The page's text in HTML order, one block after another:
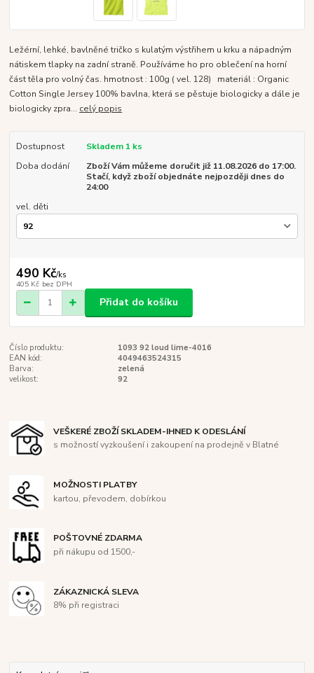
Ležérní, lehké, bavlněné tričko s kulatým výstřihem u krku a nápadným
nátiskem tlapky na zadní straně. Používáme ho pro oblečení na horní
část těla pro volný čas. hmotnost : 100g ( vel. 128) materiál : Organic
Cotton Single Jersey 100% bavlna, která se pěstuje biologicky a dále je
biologicky zpra... celý popis
Dostupnost
Skladem 1 ks
Doba dodání
Zboží Vám můžeme doručit již 11.08.2026 do 17:00.
Stačí, když zboží objednáte nejpozději dnes do
24:00
vel. děti
490 Kč/ks
405 Kč bez DPH
Přidat do košíku
Číslo produktu:
1093 92 loud lime-4016
EAN kód:
4049463524315
Barva:
zelená
velikost:
92
VEŠKERÉ ZBOŽÍ SKLADEM-IHNED K ODESLÁNÍ
s možností vyzkoušení i zakoupení na prodejně v Blatné
MOŽNOSTI PLATBY
kartou, převodem, dobírkou
POŠTOVNÉ ZDARMA
při nákupu od 1500,-
ZÁKAZNICKÁ SLEVA
8% při registraci